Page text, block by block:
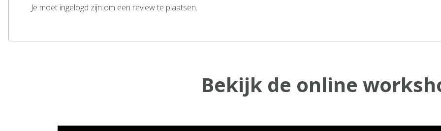
Je moet ingelogd zijn om een review te plaatsen.
Bekijk de online